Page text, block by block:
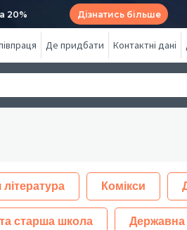
20% Дізнатись більше
Де придбати Контактні дані
Комікси
старша школа Державна